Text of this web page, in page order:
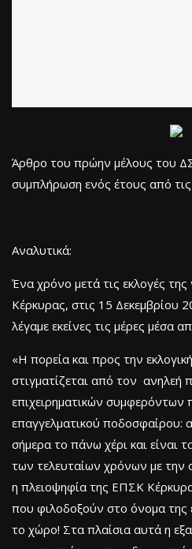
Άρθρο του πρώην μέλους του
συμπλήρωση ενός έτους από
Αναλυτικά:
Ένα χρόνο μετά τις εκλογές
Κέρκυρας, στις 15 Δεκεμβρίου
λέγαμε εκείνες τις μέρες μέσα
«Η πορεία και προς την
στιγματίζεται από τον ανηλεή
επιχειρηματικών
επαγγελματικού ποδοσφαίρου:
σήμερα το πάνω χέρι και είναι
των τελευταίων χρόνων με την
η πλειοψηφία της ΕΠΣΚ
που φιλοδοξούν στο όνομα της
το χώρο! Στα πλαίσια αυτά η